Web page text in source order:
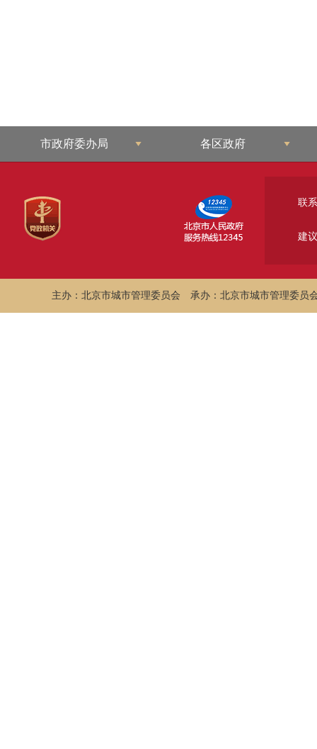
市政府委办局 各区政府
联
建
主办：北京市城市管理委员会 承办：北京市城市管理委员